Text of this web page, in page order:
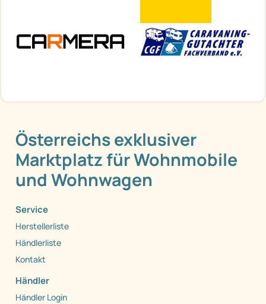
Österreichs exklusiver
Marktplatz für Wohnmobile
und Wohnwagen
Service
Herstellerliste
Händlerliste
Kontakt
Händler
Händler Login